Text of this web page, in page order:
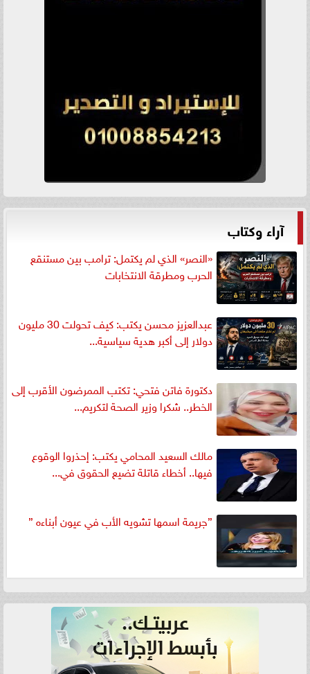
آراء وكتاب
«النصر» الذي لم يكتمل: ترامب بين مستنقع
الحرب ومطرقة الانتخابات
عبدالعزيز محسن يكتب: كيف تحولت 30 مليون
دولار إلى أكبر هدية سياسية...
دكتورة فاتن فتحي: تكتب الممرضون الأقرب إلى
الخطر.. شكرا وزير الصحة لتكريم...
مالك السعيد المحامي يكتب: إحذروا الوقوع
فيها.. أخطاء قاتلة تضيع الحقوق في...
”جريمة اسمها تشويه الأب في عيون أبناءه ”